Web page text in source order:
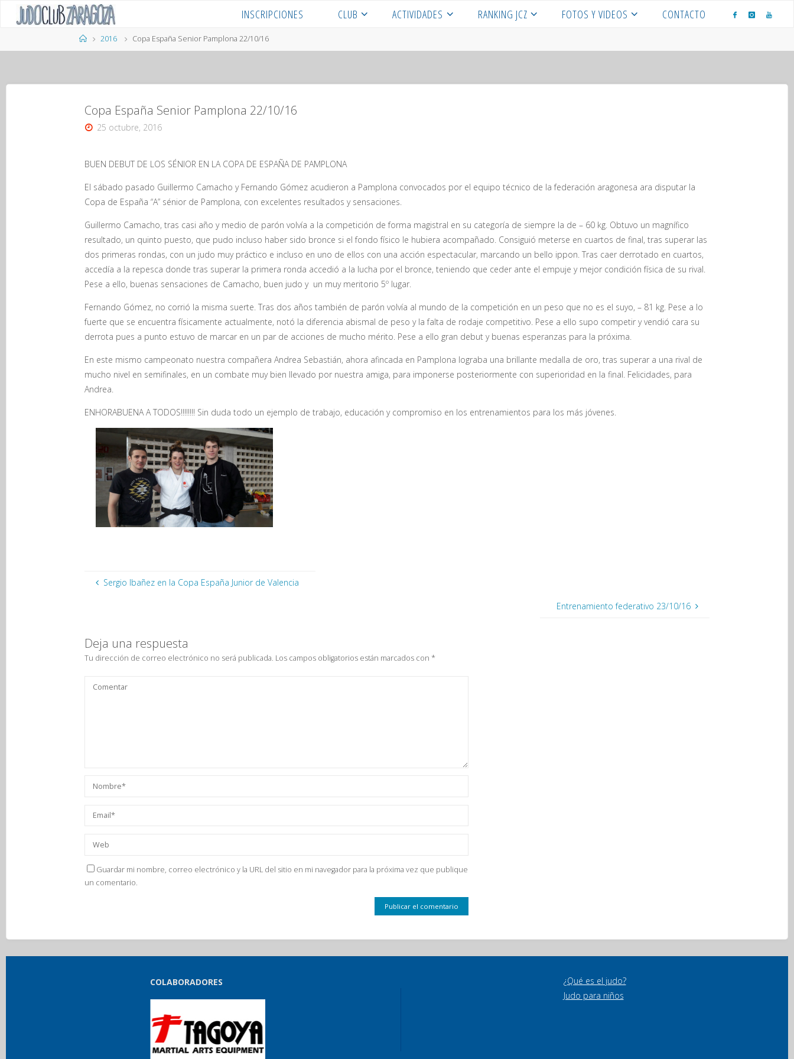
Saltar
INSCRIPCIONES CLUB ACTIVIDADES RANKING JCZ FOTOS Y VIDEOS CONTACTO
Página
de
2016 Copa España Senior Pamplona 22/10/16
Copa España Senior Pamplona 22/10/16
25 octubre, 2016
BUEN DEBUT DE LOS SÉNIOR EN LA COPA DE ESPAÑA DE PAMPLONA
El sábado pasado Guillermo Camacho y Fernando Gómez acudieron a Pamplona convocados por el equipo técnico de la federación aragonesa ara disputar la
Copa de España “A” sénior de Pamplona, con excelentes resultados y sensaciones.
Guillermo Camacho, tras casi año y medio de parón volvía a la competición de forma magistral en su categoría de siempre la de – 60 kg. Obtuvo un magnífico
resultado, un quinto puesto, que pudo incluso haber sido bronce si el fondo físico le hubiera acompañado. Consiguió meterse en cuartos de final, tras superar las
dos primeras rondas, con un judo muy práctico e incluso en uno de ellos con una acción espectacular, marcando un bello ippon. Tras caer derrotado en cuartos,
accedía a la repesca donde tras superar la primera ronda accedió a la lucha por el bronce, teniendo que ceder ante el empuje y mejor condición física de su rival.
Pese a ello, buenas sensaciones de Camacho, buen judo y un muy meritorio 5º lugar.
Fernando Gómez, no corrió la misma suerte. Tras dos años también de parón volvía al mundo de la competición en un peso que no es el suyo, – 81 kg. Pese a lo
fuerte que se encuentra físicamente actualmente, notó la diferencia abismal de peso y la falta de rodaje competitivo. Pese a ello supo competir y vendió cara su
derrota pues a punto estuvo de marcar en un par de acciones de mucho mérito. Pese a ello gran debut y buenas esperanzas para la próxima.
En este mismo campeonato nuestra compañera Andrea Sebastián, ahora afincada en Pamplona lograba una brillante medalla de oro, tras superar a una rival de
mucho nivel en semifinales, en un combate muy bien llevado por nuestra amiga, para imponerse posteriormente con superioridad en la final. Felicidades, para
Andrea.
ENHORABUENA A TODOS!!!!!!!! Sin duda todo un ejemplo de trabajo, educación y compromiso en los entrenamientos para los más jóvenes.
Sergio Ibañez en la Copa España Junior de Valencia
Entrenamiento federativo 23/10/16
Deja una respuesta
Tu dirección de correo electrónico no será publicada. Los campos obligatorios están marcados con*
Guardar mi nombre, correo electrónico y la URL del sitio en mi navegador para la próxima vez que publique
un comentario.
COLABORADORES
¿Qué es el judo?
Judo para niños